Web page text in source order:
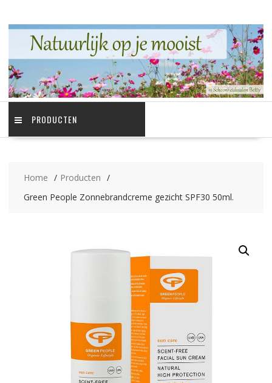
de
PRODUCTEN
Home
Producten
Green People Zonnebrandcreme gezicht SPF30 50ml.